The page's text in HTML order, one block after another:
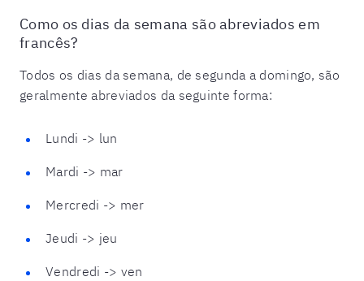
Como os dias da semana são abreviados em
francês?
Todos os dias da semana, de segunda a domingo, são
geralmente abreviados da seguinte forma:
Lundi -> lun
Mardi -> mar
Mercredi -> mer
Jeudi -> jeu
Vendredi -> ven